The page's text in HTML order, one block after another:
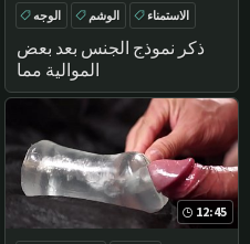
ذكر نموذج الجنس بعد بعض
الموالية مما
الوجه الوشم
الاستمناء
12:45